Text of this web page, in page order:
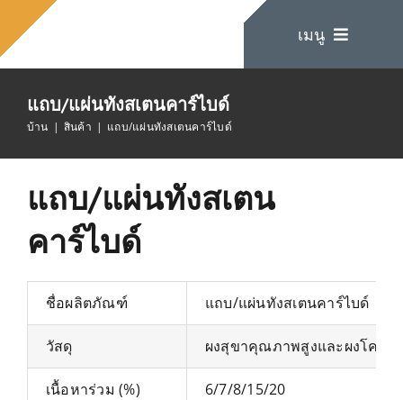
ที่
เมนู
ติดต่อเรา
แถบ/แผ่นทังสเตนคาร์ไบด์
บ้าน สินค้า แถบ/แผ่นทังสเตนคาร์ไบด์
แถบ/แผ่นทังสเตน
คาร์ไบด์
ชื่อผลิตภัณฑ์ แถบ/แผ่นทังสเตนคาร์ไบด์
วัสดุ ผงสุขาคุณภาพสูงและผงโคบอ
เนื้อหาร่วม (%) 6/7/8/15/20